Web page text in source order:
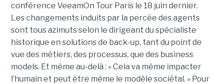
conférence VeeamOn Tour Paris le 18 juin dernier.
Les changements induits par la percée des agents
sont tous azimuts selon le dirigeant du spécialiste
historique en solutions de back-up, tant du point de
vue des métiers, des processus, que des business
models. Et même au-delà : « Cela va même impacter
l’humain et peut être même le modèle sociétal. » Pour